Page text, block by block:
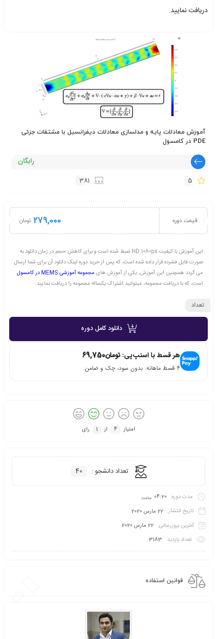
دریافت نمایید.
آموزش معادلات پایه و مدلسازی معادلات دیفرانسیل با مشتقات جزئی
PDE در کامسول
رایگان
5
381
قیمت دوره تومان 279,000
این آموزش با کیفیت HD 1080px ضبط شده است و برای کاهش حجم در زمان دانلود به
صورت فایل فشرده قرار داده شده است، که پس از خرید دوره لینک دانلود آن برای شما ارسال
می گردد.همچنین این آموزش, یکی از آموزش های مجموعه آموزشی MEMS در کامسول
است، که با دریافت مجموعه، میتوانید اشتراک یکساله مجموعه را دریافت نمایید.
تعداد
دانلود کامل دوره
هر قسط با اسنپ‌پی:تومان69,750
۴ قسط ماهانه. بدون سود، چک و ضامن.
امتیاز 4 از 1 رای
تعداد دانشجو : 40
مدت دوره: 04:20 ساعت
تاریخ انتشار: 22 مارس 2020
آخرین بروزرسانی: 22 مارس 2020
تعداد بازدید: 3183
قوانین استفاده